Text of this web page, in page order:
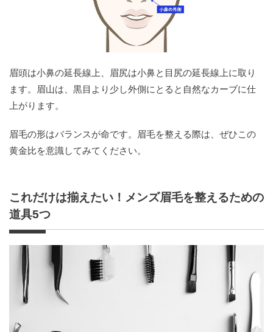
眉頭は小鼻の延長線上、眉尻は小鼻と目尻の延長線上に取り
ます。眉山は、黒目より少し外側にとると自然なカーブに仕
上がります。
眉毛の形はバランスが命です。眉毛を整える際は、ぜひこの
黄金比を意識してみてください。
これだけは揃えたい！メンズ眉毛を整えるための
道具5つ